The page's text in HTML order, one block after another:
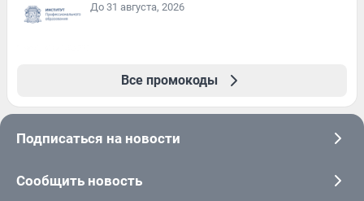
До 31 августа, 2026
Все промокоды
Подписаться на новости
Сообщить новость